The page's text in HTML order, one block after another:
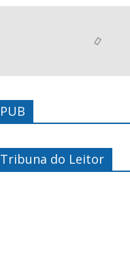
PUB
Tribuna do Leitor